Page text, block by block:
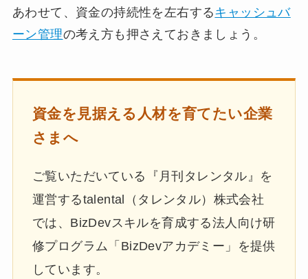
あわせて、資金の持続性を左右するキャッシュバ
ーン管理の考え方も押さえておきましょう。
資金を見据える人材を育てたい企業
さまへ
ご覧いただいている『月刊タレンタル』を
運営するtalental（タレンタル）株式会社
では、BizDevスキルを育成する法人向け研
修プログラム「BizDevアカデミー」を提供
しています。